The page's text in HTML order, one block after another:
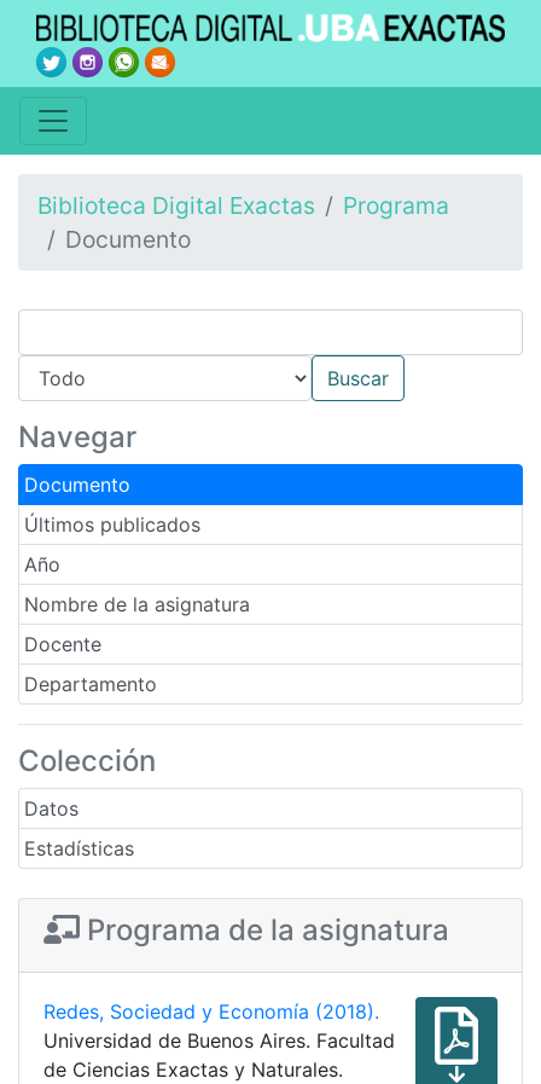
Biblioteca Digital Exactas
Programa
Documento
Navegar
Documento
Últimos publicados
Año
Nombre de la asignatura
Docente
Departamento
Colección
Datos
Estadísticas
Programa de la asignatura
Redes, Sociedad y Economía (2018).
Universidad de Buenos Aires. Facultad
de Ciencias Exactas y Naturales.